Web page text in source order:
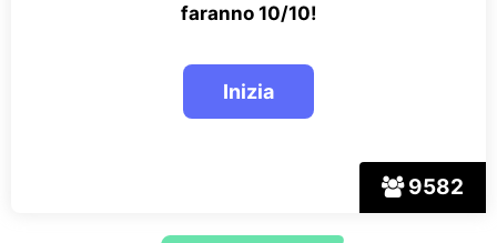
9582
faranno 10/10!